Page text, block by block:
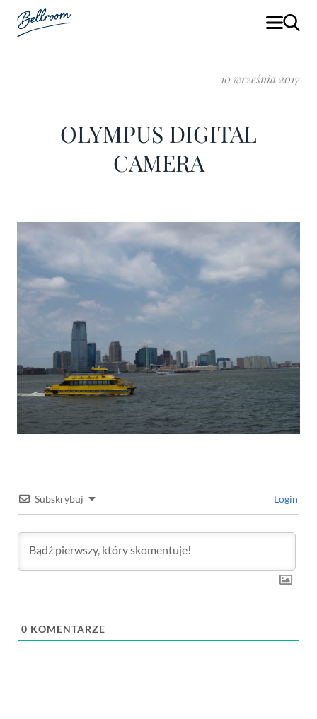
10 września 2017
OLYMPUS DIGITAL
CAMERA
Subskrybuj Login
0 KOMENTARZE